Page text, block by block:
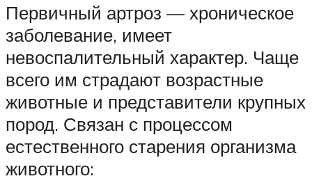
Первичный артроз — хроническое
заболевание, имеет
невоспалительный характер. Чаще
всего им страдают возрастные
животные и представители крупных
пород. Связан с процессом
естественного старения организма
животного: